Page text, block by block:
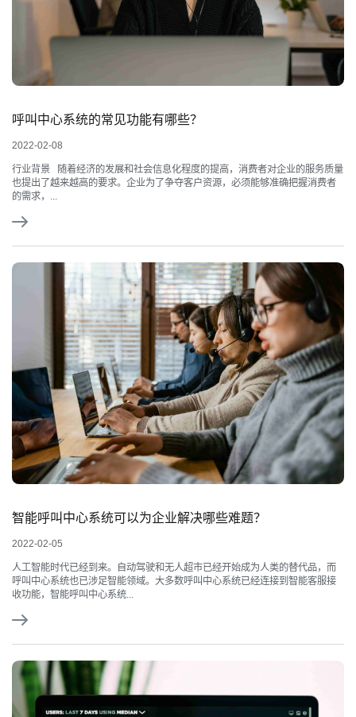
呼叫中心系统的常见功能有哪些？
2022-02-08
行业背景 随着经济的发展和社会信息化程度的提高，消费者对企业的服务质量
也提出了越来越高的要求。企业为了争夺客户资源，必须能够准确把握消费者
的需求，...
智能呼叫中心系统可以为企业解决哪些难题？
2022-02-05
人工智能时代已经到来。自动驾驶和无人超市已经开始成为人类的替代品，而
呼叫中心系统也已涉足智能领域。大多数呼叫中心系统已经连接到智能客服接
收功能，智能呼叫中心系统...